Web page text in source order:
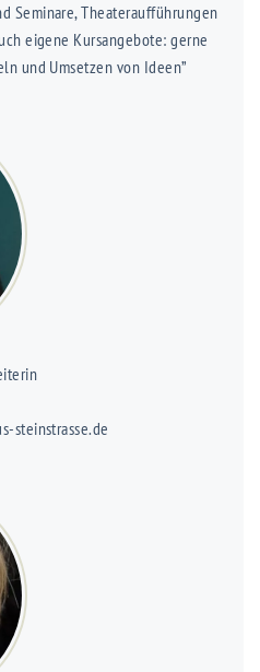
Seminare, Theateraufführungen
eigene Kursangebote: gerne
und Umsetzen von Ideen”
steinstrasse.de